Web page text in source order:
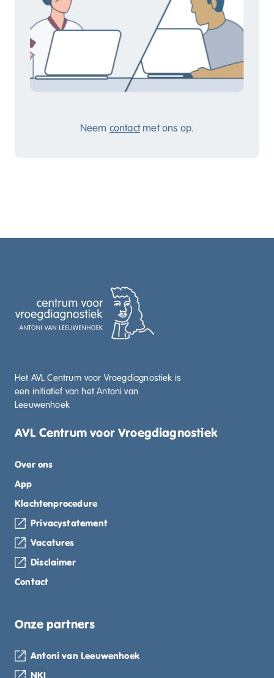
Neem contactmet ons op.
Het AVL Centrum voor Vroegdiagnostiek is
een initiatief van het Antoni van
Leeuwenhoek
AVL Centrum voor Vroegdiagnostiek
Over ons
App
Klachtenprocedure
Privacystatement
Vacatures
Disclaimer
Contact
Onze partners
Antoni van Leeuwenhoek
NKI